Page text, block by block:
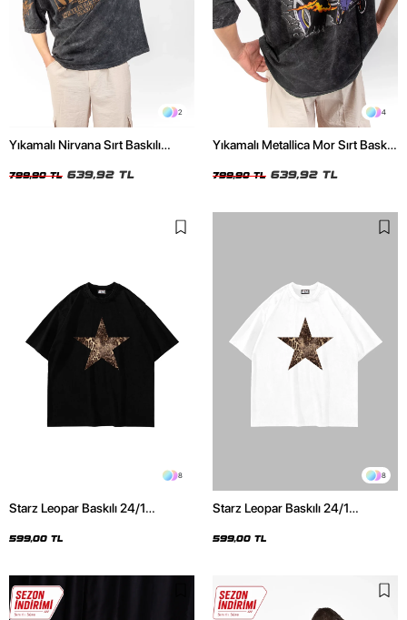
2
Yıkamalı Nirvana Sırt Baskılı
799,90 TL 639,92 TL
4
Yıkamalı Metallica Mor Sırt Baskılı
799,90 TL 639,92 TL
8
Starz Leopar Baskılı 24/1
599,00 TL
8
Starz Leopar Baskılı 24/1
599,00 TL